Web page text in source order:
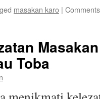
masakan karo |
Toba